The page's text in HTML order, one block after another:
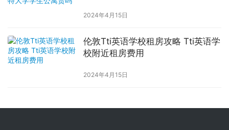
2024年4月15日
伦敦Tti英语学校租房攻略 Tti英语学
校附近租房费用
2024年4月15日